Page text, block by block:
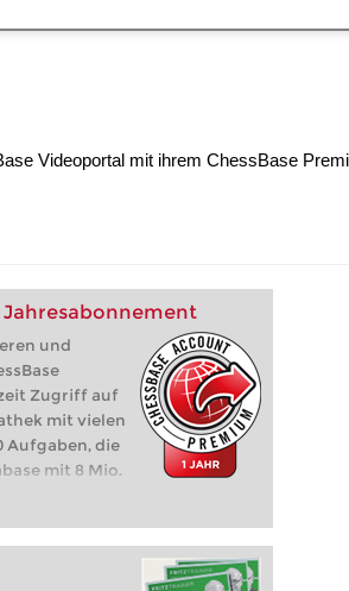
Videoportal mit ihrem ChessBase
Jahresabonnement
und
Zugriff auf
mit vielen
Aufgaben, die
mit 8 Mio.